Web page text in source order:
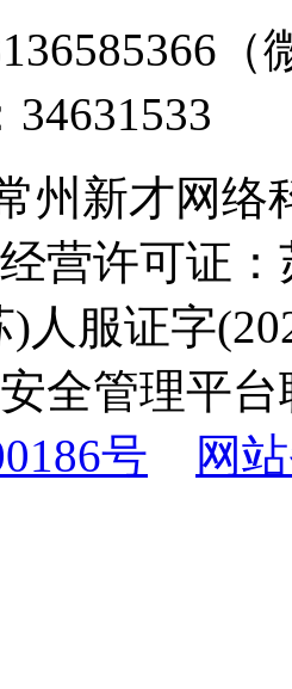
（
34631533
州新才网络
营许可证
人服证字
全管理平
号
网